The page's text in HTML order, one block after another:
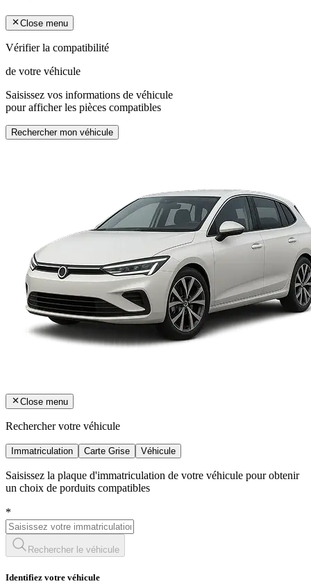
Close menu
Vérifier la compatibilité
de votre véhicule
Saisissez vos informations de véhicule
pour afficher les pièces compatibles
Rechercher mon véhicule
Close menu
Rechercher votre véhicule
Immatriculation Carte Grise Véhicule
Saisissez la plaque d'immatriculation de votre véhicule pour obtenir
un choix de porduits compatibles
*
Rechercher le véhicule
Identifiez votre véhicule